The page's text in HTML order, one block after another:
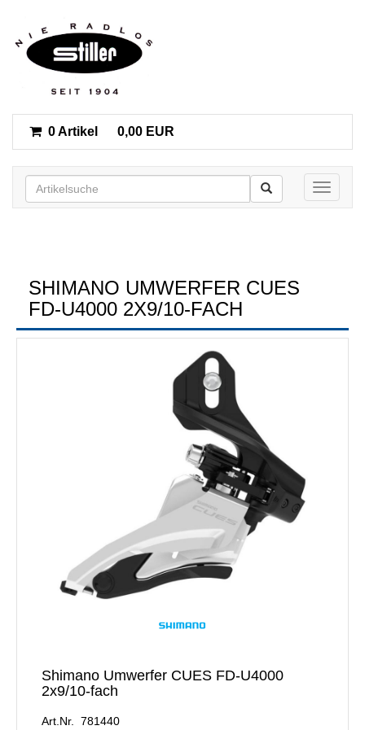
0 Artikel 0,00 EUR
Toggle
SHIMANO UMWERFER CUES
FD-U4000 2X9/10-FACH
Shimano Umwerfer CUES FD-U4000
2x9/10-fach
Art.Nr. 781440